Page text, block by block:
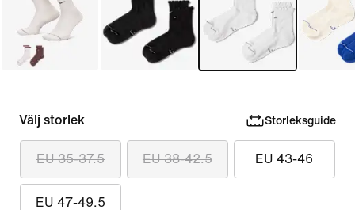
Välj storlek Storleksguide
EU 35-37.5 EU 38-42.5 EU 43-46
EU 47-49.5